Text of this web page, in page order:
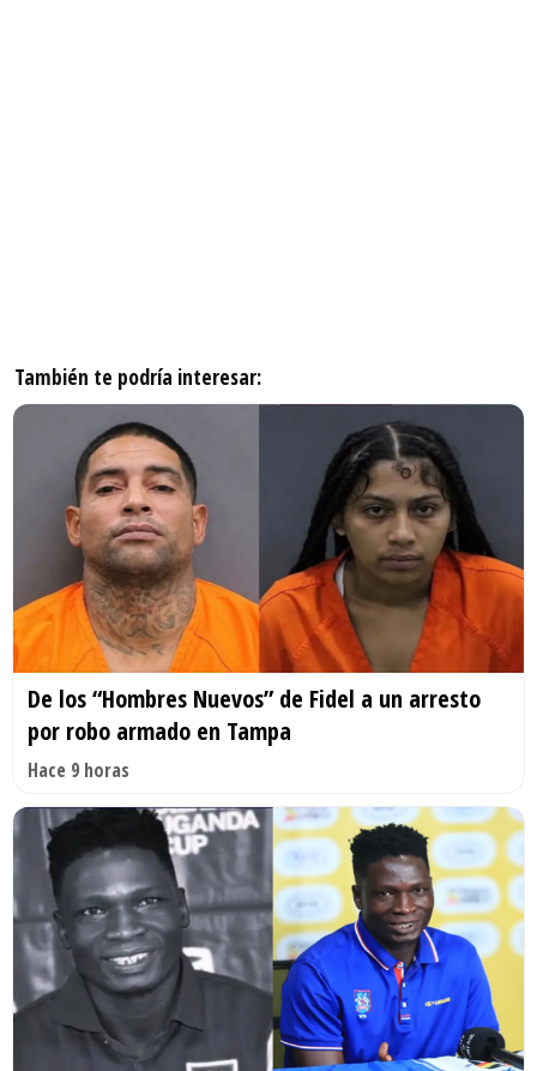
También te podría interesar:
De los “Hombres Nuevos” de Fidel a un arresto
por robo armado en Tampa
Hace 9 horas